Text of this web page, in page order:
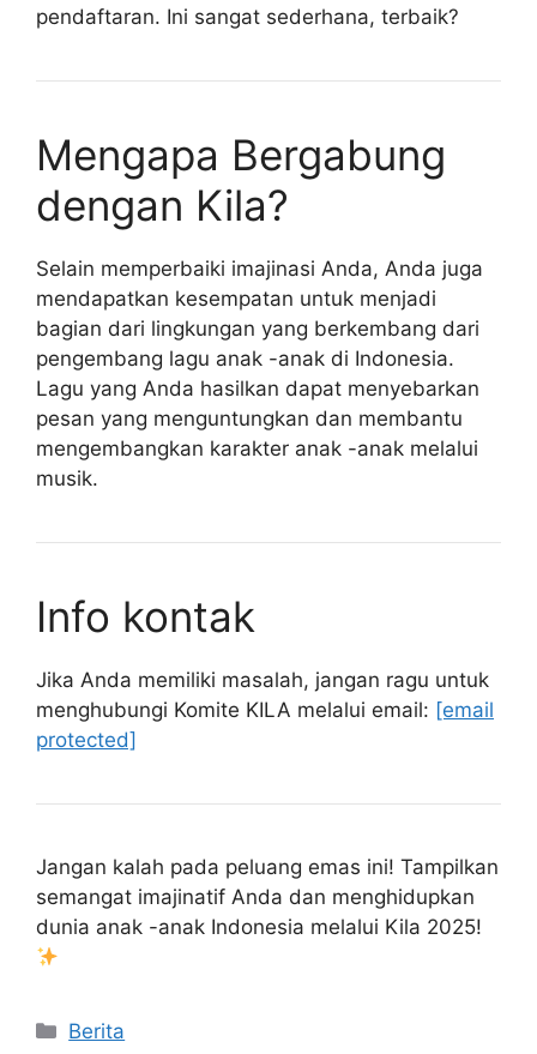
pendaftaran. Ini sangat sederhana, terbaik?
Mengapa Bergabung
dengan Kila?
Selain memperbaiki imajinasi Anda, Anda juga
mendapatkan kesempatan untuk menjadi
bagian dari lingkungan yang berkembang dari
pengembang lagu anak -anak di Indonesia.
Lagu yang Anda hasilkan dapat menyebarkan
pesan yang menguntungkan dan membantu
mengembangkan karakter anak -anak melalui
musik.
Info kontak
Jika Anda memiliki masalah, jangan ragu untuk
menghubungi Komite KILA melalui email: [email
protected]
Jangan kalah pada peluang emas ini! Tampilkan
semangat imajinatif Anda dan menghidupkan
dunia anak -anak Indonesia melalui Kila 2025!
Kategori
Berita